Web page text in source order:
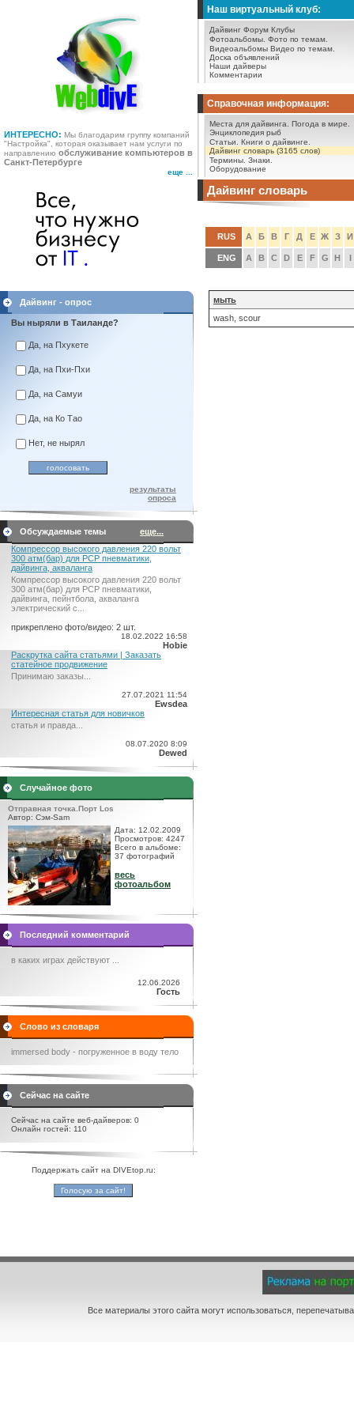
ИНТЕРЕСНО: Мы благодарим группу компаний
"Настройка", которая оказывает нам услуги по
направлению обслуживание компьютеров в
Санкт-Петербурге
еще ...
Наш виртуальный клуб:
Дайвинг Форум Клубы
Фотоальбомы. Фото по темам.
Видеоальбомы Видео по темам.
Доска объявлений
Наши дайверы
Комментарии
Справочная информация:
Места для дайвинга.
Погода в мире.
Энциклопедия рыб
Статьи.
Книги о дайвинге.
Дайвинг словарь (3165 слов)
Термины. Знаки.
Оборудование
Дайвинг - опрос
Вы ныряли в Таиланде?
Да, на Пхукете
Да, на Пхи-Пхи
Да, на Самуи
Да, на Ко Тао
Нет, не нырял
результаты
опроса
Обсуждаемые темы
еще...
Компрессор высокого давления 220 вольт
300 атм(бар) для PCP пневматики,
дайвинга, акваланга
Компрессор высокого давления 220 вольт
300 атм(бар) для PCP пневматики,
дайвинга, пейнтбола, акваланга
электрический c...
прикреплено фото/видео: 2 шт.
18.02.2022 16:58
Hobie
Раскрутка сайта статьями | Заказать
статейное продвижение
Принимаю заказы...
27.07.2021 11:54
Ewsdea
Интересная статья для новичков
статья и правда...
08.07.2020 8:09
Dewed
Случайное фото
Отправная точка.Порт Los
Автор: Сэм-Sam
Дата: 12.02.2009
Просмотров: 4247
Всего в альбоме:
37 фотографий
весь
фотоальбом
Последний комментарий
в каких играх действуют ...
12.06.2026
Гость
Слово из словаря
immersed body - погруженное в воду тело
Сейчас на сайте
Сейчас на сайте веб-дайверов: 0
Онлайн гостей: 110
Поддержать сайт на DIVEtop.ru:
Дайвинг словарь
RUS А Б В Г Д Е Ж З И
ENG A B C D E F G H I
мыть
wash, scour
Все материалы этого сайта могут использоваться,